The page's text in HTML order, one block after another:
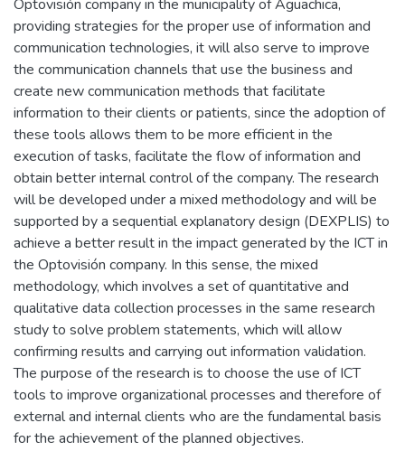
Optovisión company in the municipality of Aguachica,
providing strategies for the proper use of information and
communication technologies, it will also serve to improve
the communication channels that use the business and
create new communication methods that facilitate
information to their clients or patients, since the adoption of
these tools allows them to be more efficient in the
execution of tasks, facilitate the flow of information and
obtain better internal control of the company. The research
will be developed under a mixed methodology and will be
supported by a sequential explanatory design (DEXPLIS) to
achieve a better result in the impact generated by the ICT in
the Optovisión company. In this sense, the mixed
methodology, which involves a set of quantitative and
qualitative data collection processes in the same research
study to solve problem statements, which will allow
confirming results and carrying out information validation.
The purpose of the research is to choose the use of ICT
tools to improve organizational processes and therefore of
external and internal clients who are the fundamental basis
for the achievement of the planned objectives.